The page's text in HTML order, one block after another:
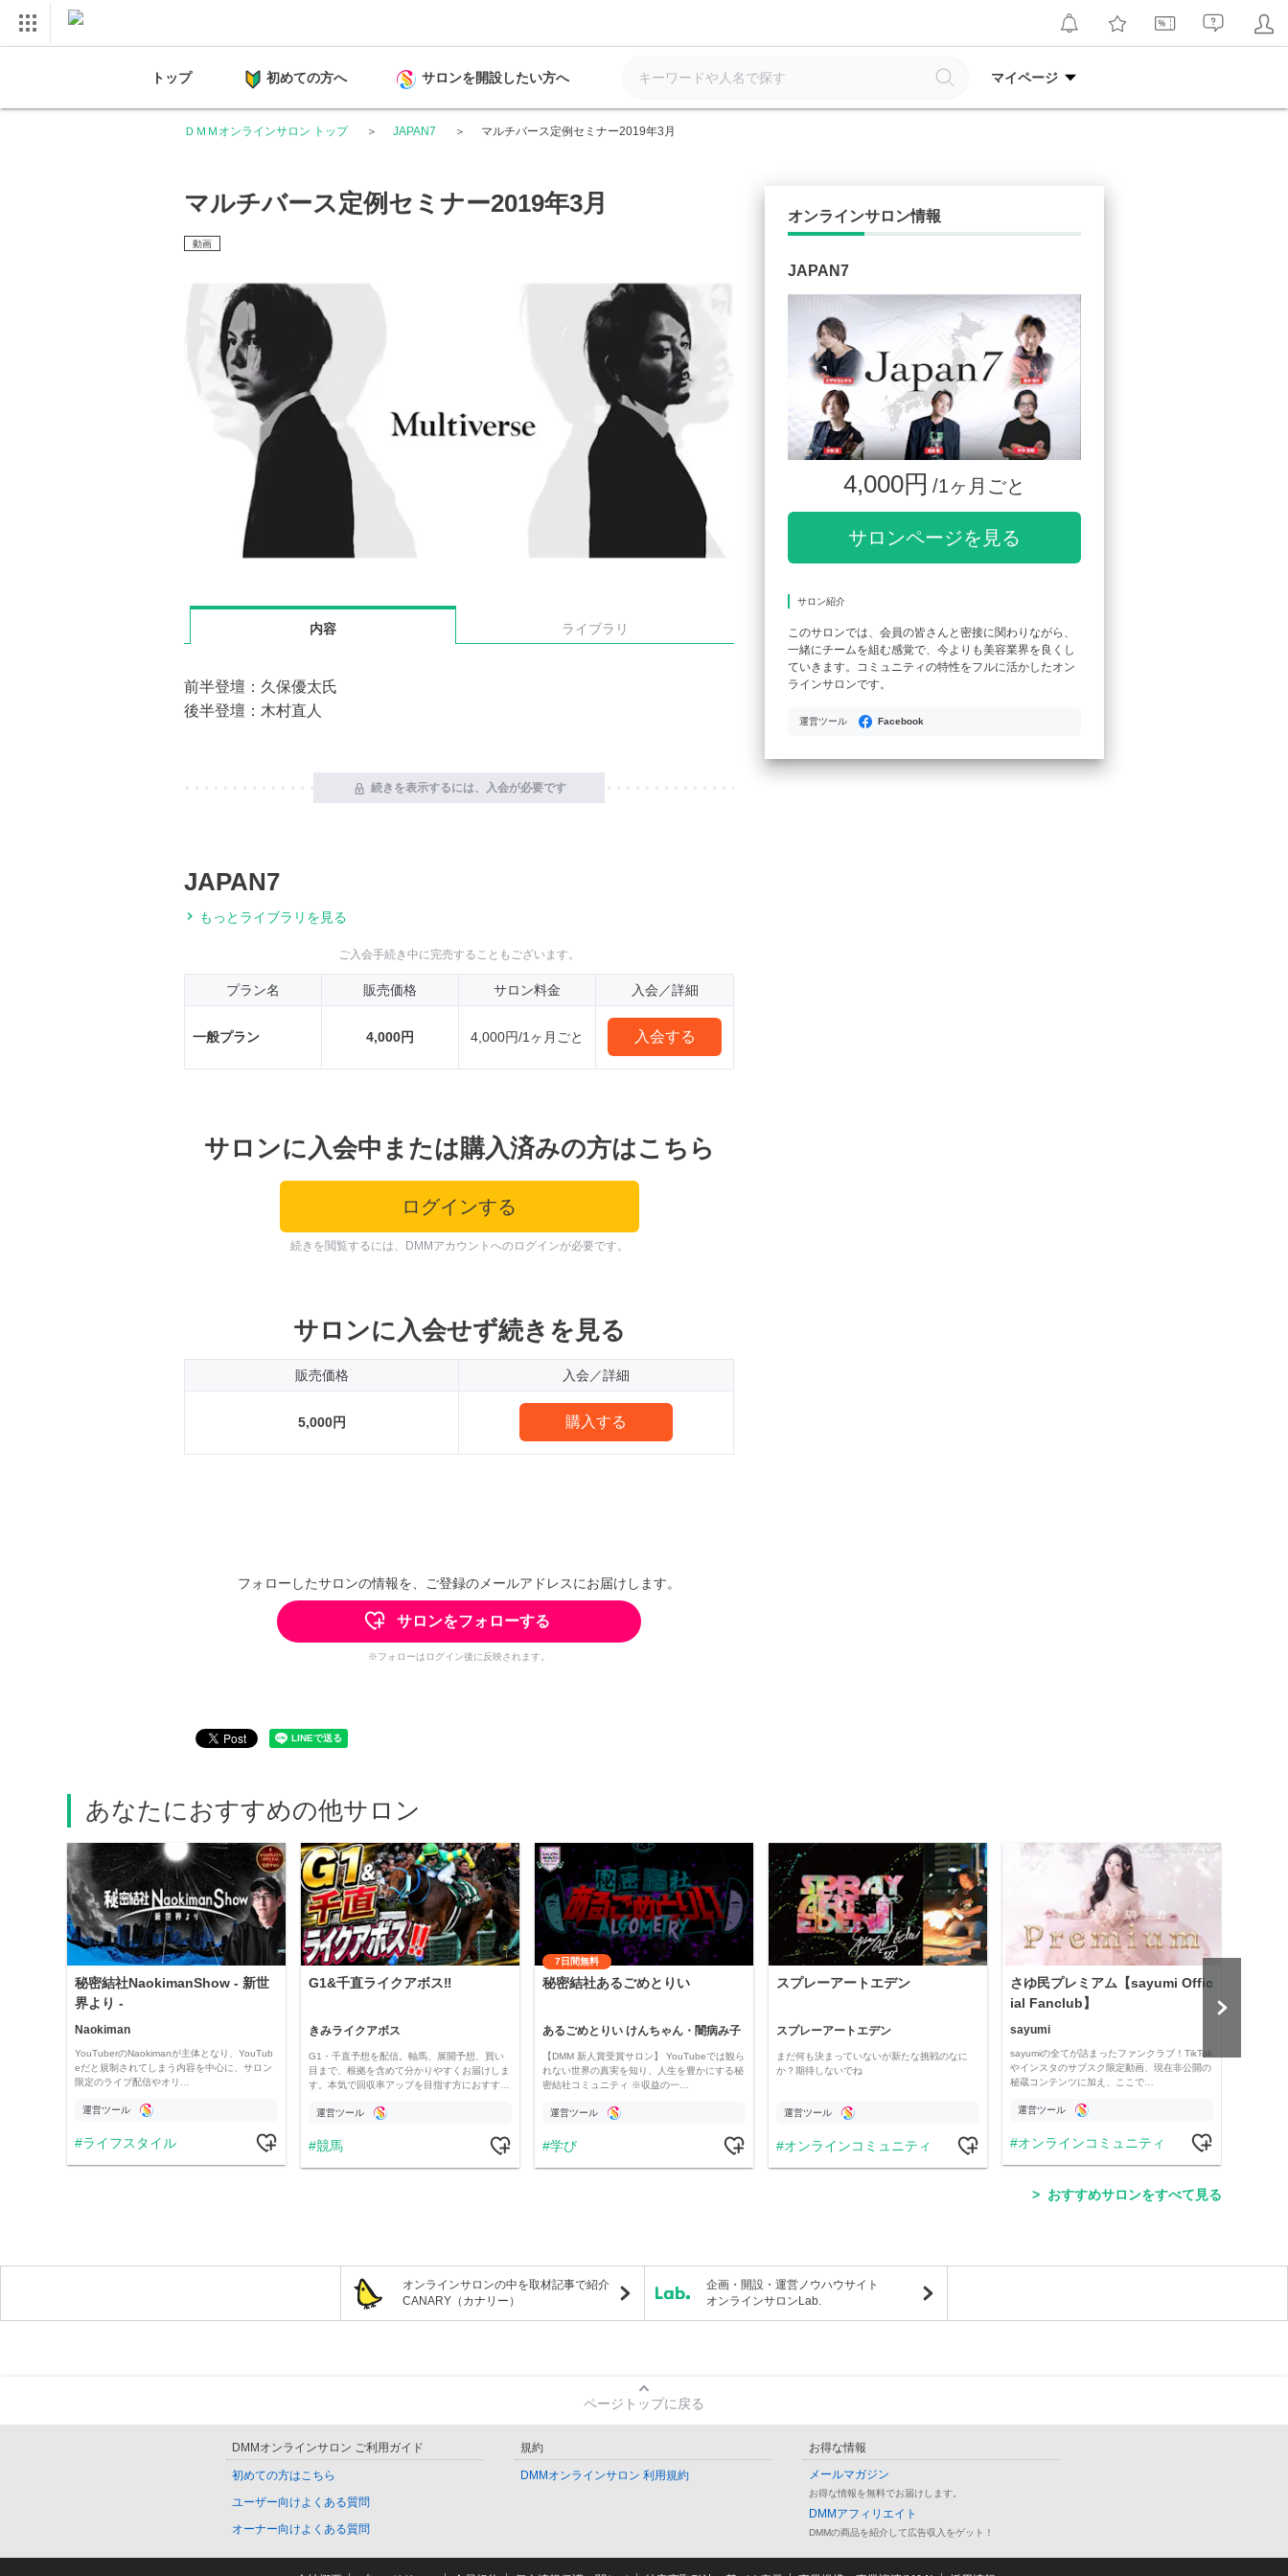
トップ 初めての方へ サロンを開設したい方へ マイページ
ＤＭＭオンラインサロン トップ JAPAN7 マルチバース定例セミナー2019年3月
マルチバース定例セミナー2019年3月
動画
内容 ライブラリ
前半登壇：久保優太氏
後半登壇：木村直人
続きを表示するには、入会が必要です
JAPAN7
もっとライブラリを見る
ご入会手続き中に完売することもございます。
プラン名 販売価格 サロン料金 入会／詳細
一般プラン 4,000円 4,000円/1ヶ月ごと 入会する
サロンに入会中または購入済みの方はこちら
ログインする
続きを閲覧するには、DMMアカウントへのログインが必要です。
サロンに入会せず続きを見る
販売価格 入会／詳細
5,000円 購入する
フォローしたサロンの情報を、ご登録のメールアドレスにお届けします。
サロンをフォローする
※フォローはログイン後に反映されます。
オンラインサロン情報
JAPAN7
4,000円 /1ヶ月ごと
サロンページを見る
サロン紹介
このサロンでは、会員の皆さんと密接に関わりながら、
一緒にチームを組む感覚で、今よりも美容業界を良くし
ていきます。コミュニティの特性をフルに活かしたオン
ラインサロンです。
運営ツール Facebook
あなたにおすすめの他サロン
秘密結社NaokimanShow - 新世
界より -
Naokiman
YouTuberのNaokimanが主体となり、YouTub
eだと規制されてしまう内容を中心に、サロン
限定のライブ配信やオリ…
運営ツール
ライフスタイル
G1&千直ライクアボス‼️
きみライクアボス
G1・千直予想を配信。軸馬、展開予想、買い
目まで、根拠を含めて分かりやすくお届けしま
す。本気で回収率アップを目指す方におすす…
運営ツール
競馬
7日間無料
秘密結社あるごめとりい
あるごめとりい けんちゃん・闇病み子
【DMM 新人賞受賞サロン】 YouTubeでは観ら
れない世界の真実を知り、人生を豊かにする秘
密結社コミュニティ ※収益の一…
運営ツール
学び
スプレーアートエデン
スプレーアートエデン
まだ何も決まっていないが新たな挑戦のなに
か？期待しないでね
運営ツール
オンラインコミュニティ
さゆ民プレミアム【sayumi Offic
ial Fanclub】
sayumi
sayumiの全てが詰まったファンクラブ！TikTok
やインスタのサブスク限定動画、現在非公開の
秘蔵コンテンツに加え、ここで…
運営ツール
オンラインコミュニティ
おすすめサロンをすべて見る
オンラインサロンの中を取材記事で紹介
CANARY（カナリー）
企画・開設・運営ノウハウサイト
オンラインサロンLab.
ページトップに戻る
DMMオンラインサロン ご利用ガイド
初めての方はこちら
ユーザー向けよくある質問
オーナー向けよくある質問
規約
DMMオンラインサロン 利用規約
お得な情報
メールマガジン
お得な情報を無料でお届けします。
DMMアフィリエイト
DMMの商品を紹介して広告収入をゲット！